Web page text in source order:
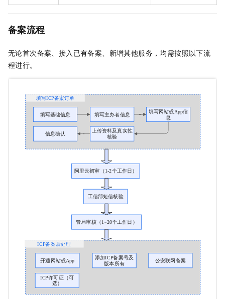
备案流程
无论首次备案、接入已有备案、新增其他服务，均需按照以下流
程进行。